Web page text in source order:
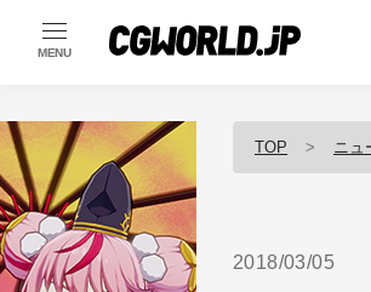
MENU
TOP ニュ
2018/03/05